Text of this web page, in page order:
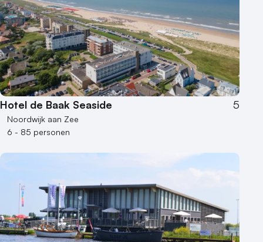
Hotel de Baak Seaside 5
Noordwijk aan Zee
6 - 85 personen